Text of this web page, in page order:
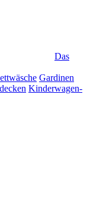
Das
Gardinen
Kinderwagen-